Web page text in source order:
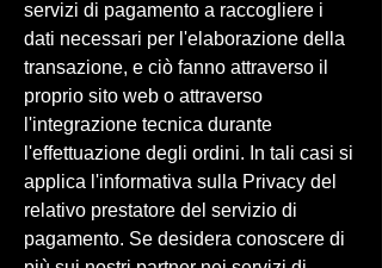
servizi di pagamento a raccogliere i
dati necessari per l'elaborazione della
transazione, e ciò fanno attraverso il
proprio sito web o attraverso
l'integrazione tecnica durante
l'effettuazione degli ordini. In tali casi si
applica l'informativa sulla Privacy del
relativo prestatore del servizio di
pagamento. Se desidera conoscere di